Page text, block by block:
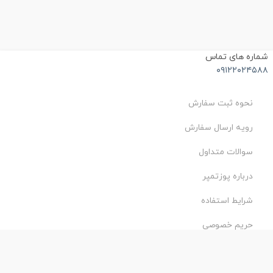
های تماس
نحوه ثبت سفارش
رویه ارسال سفارش
سوالات متداول
درباره پوزتمپر
شرایط استفاده
حریم خصوصی